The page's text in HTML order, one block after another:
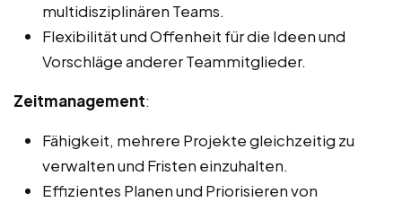
multidisziplinären Teams.
Flexibilität und Offenheit für die Ideen und
Vorschläge anderer Teammitglieder.
Zeitmanagement:
Fähigkeit, mehrere Projekte gleichzeitig zu
verwalten und Fristen einzuhalten.
Effizientes Planen und Priorisieren von